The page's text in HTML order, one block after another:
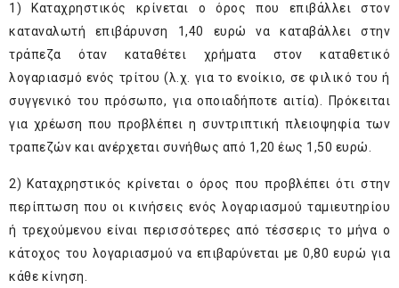
1) Καταχρηστικός κρίνεται ο όρος που επιβάλλει στον
καταναλωτή επιβάρυνση 1,40 ευρώ να καταβάλλει στην
τράπεζα όταν καταθέτει χρήματα στον καταθετικό
λογαριασμό ενός τρίτου (λ.χ. για το ενοίκιο, σε φιλικό του ή
συγγενικό του πρόσωπο, για οποιαδήποτε αιτία). Πρόκειται
για χρέωση που προβλέπει η συντριπτική πλειοψηφία των
τραπεζών και ανέρχεται συνήθως από 1,20 έως 1,50 ευρώ.
2) Καταχρηστικός κρίνεται ο όρος που προβλέπει ότι στην
περίπτωση που οι κινήσεις ενός λογαριασμού ταμιευτηρίου
ή τρεχούμενου είναι περισσότερες από τέσσερις το μήνα ο
κάτοχος του λογαριασμού να επιβαρύνεται με 0,80 ευρώ για
κάθε κίνηση.